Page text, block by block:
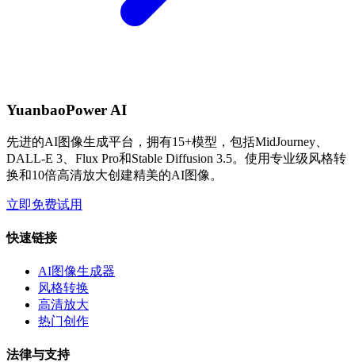
YuanbaoPower AI
先进的AI图像生成平台，拥有15+模型，包括MidJourney、
DALL-E 3、Flux Pro和Stable Diffusion 3.5。使用专业级风格转
换和10倍高清放大创建精美的AI图像。
立即免费试用
快速链接
AI图像生成器
风格转换
高清放大
热门创作
法律与支持